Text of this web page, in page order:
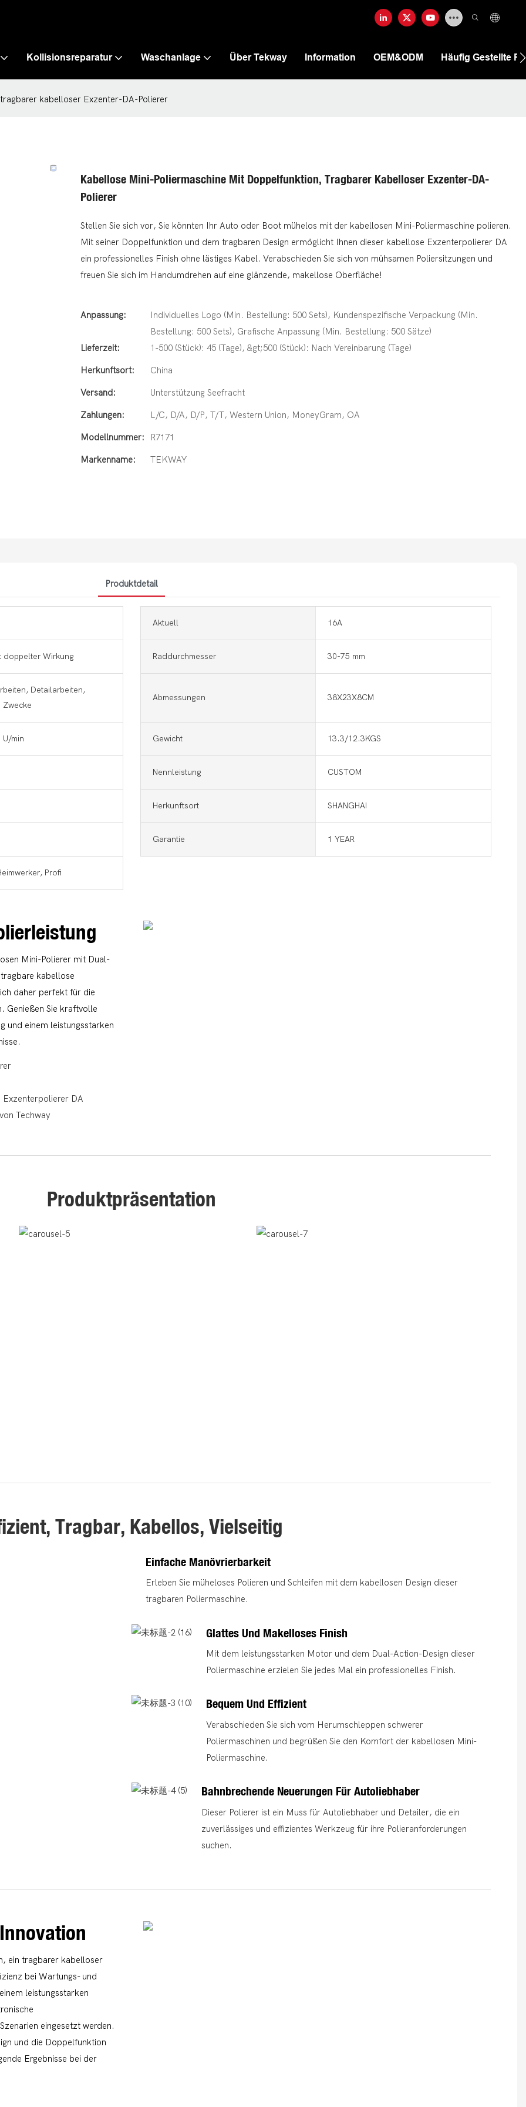
Kollisionsreparatur Waschanlage Über Tekway Information OEM&ODM Häufig Gestellte
kabelloser Exzenter-DA-Polierer
Kabellose Mini-Poliermaschine Mit Doppelfunktion, Tragbarer Kabelloser Exzenter-DA-
Polierer
Stellen Sie sich vor, Sie könnten Ihr Auto oder Boot mühelos mit der kabellosen Mini-Poliermaschine polieren.
Mit seiner Doppelfunktion und dem tragbaren Design ermöglicht Ihnen dieser kabellose Exzenterpolierer DA
ein professionelles Finish ohne lästiges Kabel. Verabschieden Sie sich von mühsamen Poliersitzungen und
freuen Sie sich im Handumdrehen auf eine glänzende, makellose Oberfläche!
Anpassung:
Individuelles Logo (Min. Bestellung: 500 Sets), Kundenspezifische Verpackung (Min.
Bestellung: 500 Sets), Grafische Anpassung (Min. Bestellung: 500 Sätze)
Lieferzeit:
1-500 (Stück): 45 (Tage), &gt;500 (Stück): Nach Vereinbarung (Tage)
Herkunftsort: China
Versand: Unterstützung Seefracht
Zahlungen: L/C, D/A, D/P, T/T, Western Union, MoneyGram, OA
Modellnummer: R7171
Markenname: TEKWAY
Produktdetail
Aktuell 16A
doppelter Wirkung Raddurchmesser 30-75 mm
Detailarbeiten,
Zwecke
Abmessungen 38X23X8CM
min Gewicht 13.3/12.3KGS
Nennleistung CUSTOM
Herkunftsort SHANGHAI
Garantie 1 YEAR
Profi
Mini-Polierer mit Dual-
kabellose
daher perfekt für die
Genießen Sie kraftvolle
und einem leistungsstarken
DA
Techway
Produktpräsentation
Tragbar, Kabellos, Vielseitig
Einfache Manövrierbarkeit
Erleben Sie müheloses Polieren und Schleifen mit dem kabellosen Design dieser
tragbaren Poliermaschine.
Glattes Und Makelloses Finish
Mit dem leistungsstarken Motor und dem Dual-Action-Design dieser
Poliermaschine erzielen Sie jedes Mal ein professionelles Finish.
Bequem Und Effizient
Verabschieden Sie sich vom Herumschleppen schwerer
Poliermaschinen und begrüßen Sie den Komfort der kabellosen Mini-
Poliermaschine.
Bahnbrechende Neuerungen Für Autoliebhaber
Dieser Polierer ist ein Muss für Autoliebhaber und Detailer, die ein
zuverlässiges und effizientes Werkzeug für ihre Polieranforderungen
suchen.
ein tragbarer kabelloser
bei Wartungs- und
leistungsstarken
eingesetzt werden.
und die Doppelfunktion
Ergebnisse bei der